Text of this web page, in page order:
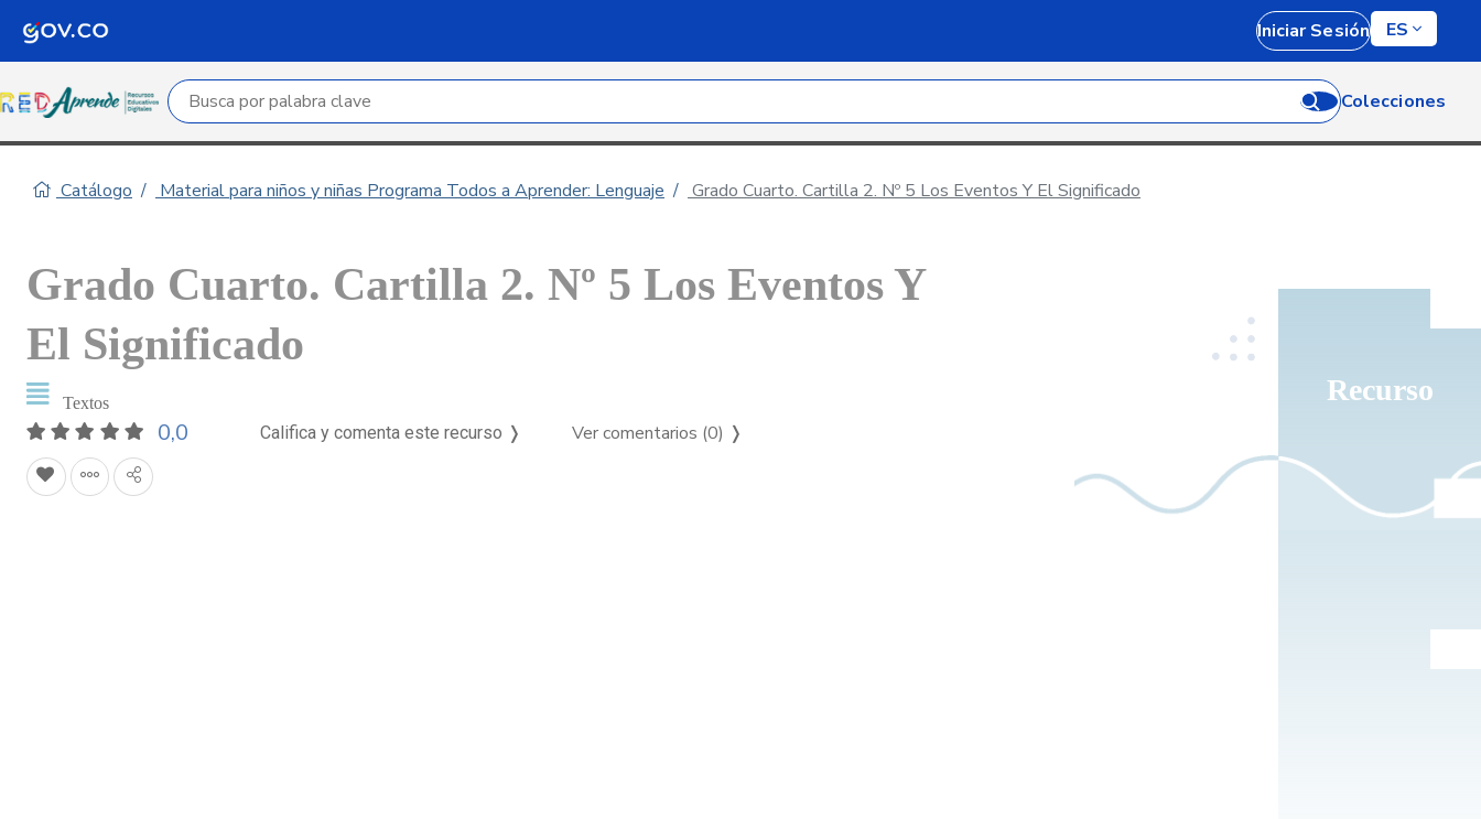
Iniciar Sesión ES
Campo de búsqueda por palabra clave Colecciones
Catálogo Material para niños y niñas Programa Todos a Aprender: Lenguaje Grado Cuarto. Cartilla 2. Nº 5 Los Eventos Y El Significado
Recurso
Grado Cuarto. Cartilla 2. Nº 5 Los Eventos Y
El Significado
Textos
0,0 Califica y comenta este recurso ❭ Ver comentarios (0) ❭